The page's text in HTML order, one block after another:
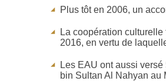
Plus tôt en 2006, un
La coopération
2016, en vertu de
Les EAU ont aussi
bin Sultan Al Nahyan au